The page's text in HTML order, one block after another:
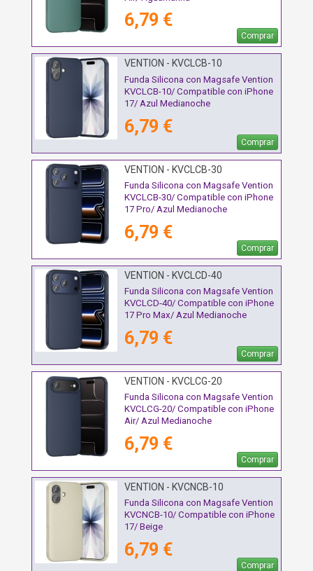
6,79 €
Comprar
VENTION - KVCLCB-10
Funda Silicona con Magsafe Vention
KVCLCB-10/ Compatible con iPhone
17/ Azul Medianoche
6,79 €
Comprar
VENTION - KVCLCB-30
Funda Silicona con Magsafe Vention
KVCLCB-30/ Compatible con iPhone
17 Pro/ Azul Medianoche
6,79 €
Comprar
VENTION - KVCLCD-40
Funda Silicona con Magsafe Vention
KVCLCD-40/ Compatible con iPhone
17 Pro Max/ Azul Medianoche
6,79 €
Comprar
VENTION - KVCLCG-20
Funda Silicona con Magsafe Vention
KVCLCG-20/ Compatible con iPhone
Air/ Azul Medianoche
6,79 €
Comprar
VENTION - KVCNCB-10
Funda Silicona con Magsafe Vention
KVCNCB-10/ Compatible con iPhone
17/ Beige
6,79 €
Comprar